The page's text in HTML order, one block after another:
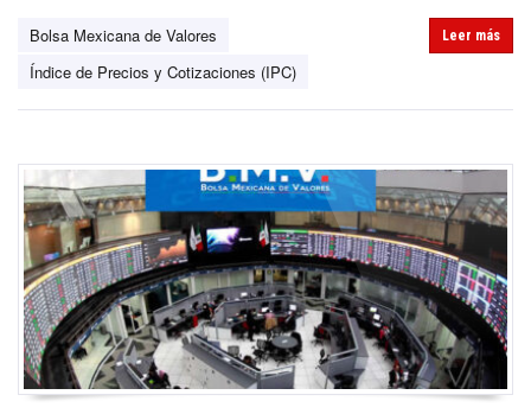
Bolsa Mexicana de Valores
Índice de Precios y Cotizaciones (IPC)
Leer más